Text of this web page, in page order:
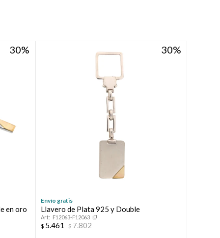
30
en oro
30
Envío gratis
Llavero de Plata 925 y Double
F12063-F12063
$ 5.461 $7.802